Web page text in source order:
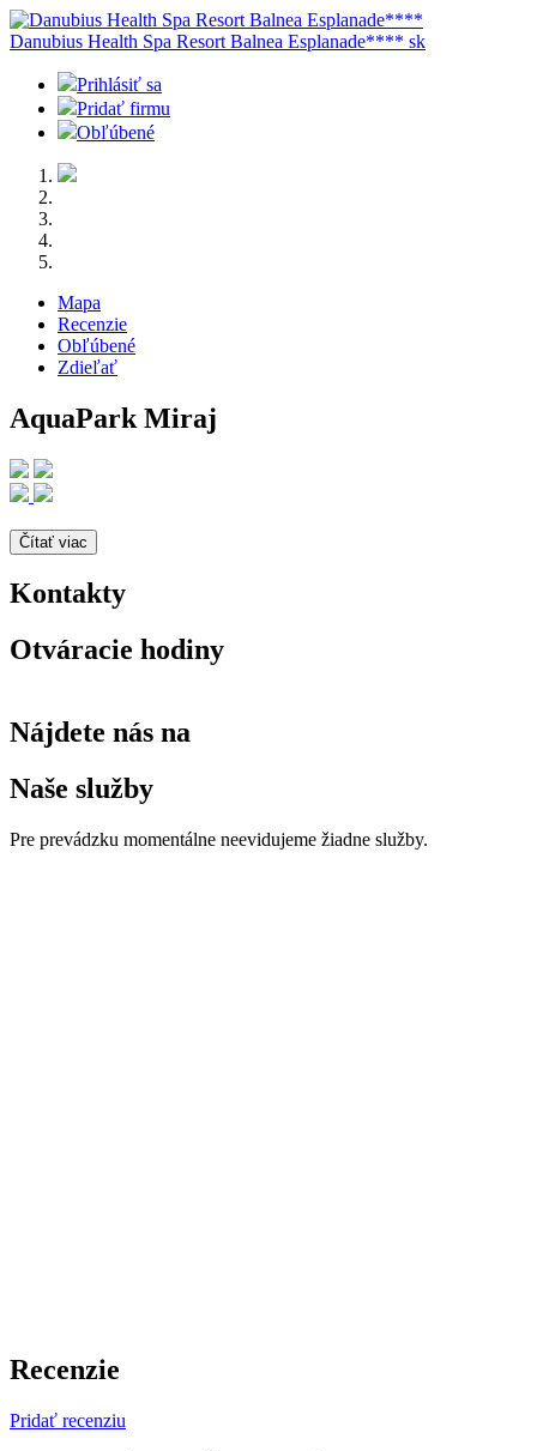
Danubius Health Spa Resort Balnea Esplanade**** sk
Prihlásiť sa
Pridať firmu
Obľúbené
Mapa
Recenzie
Obľúbené
Zdieľať
AquaPark Miraj
Čítať viac
Kontakty
Otváracie hodiny
Nájdete nás na
Naše služby
Pre prevádzku momentálne neevidujeme žiadne služby.
Recenzie
Pridať recenziu